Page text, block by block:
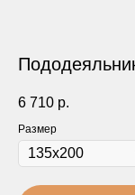
6 710 р.
Размер